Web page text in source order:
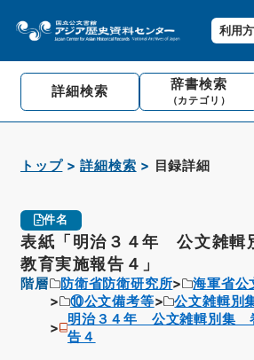
利用
詳細検索 辞書検索
（カテゴリ）
トップ 詳細検索 目録詳細
件名
表紙「明治３４年 公文雑
教育実施報告４」
階層 防衛省防衛研究所
海軍省公
⑩公文備考等
公文雑輯別
明治３４年 公文雑輯別集
告４